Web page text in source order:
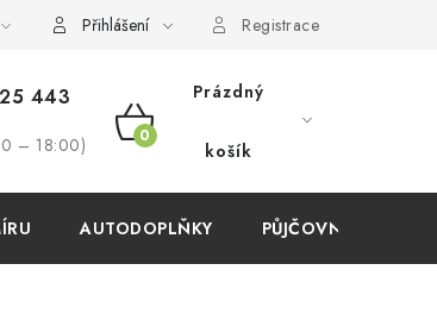
Přihlášení Registrace
443
– 18:00)
NÁKUPNÍ
Prázdný
košík
AUTODOPLŇKY PŮJČOVNA